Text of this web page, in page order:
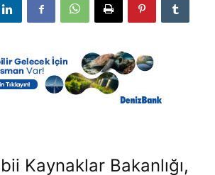
Kaynaklar Bakanlığı,